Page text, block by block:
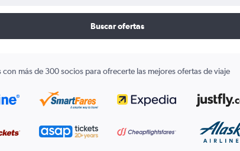
Buscar ofertas
con más de 300 socios para ofrecerte las mejores ofertas de viaje